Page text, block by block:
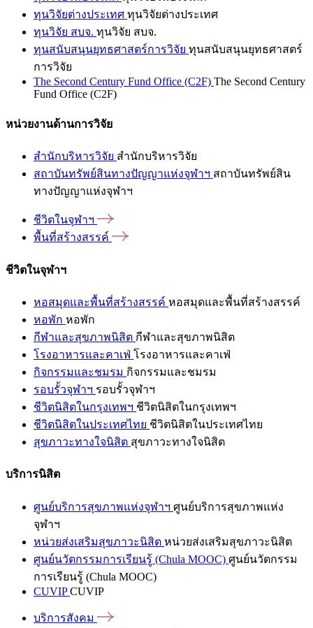
ทุนวิจัยต่างประเทศ ทุนวิจัยต่างประเทศ
ทุนวิจัย สบจ. ทุนวิจัย สบจ.
ทุนสนับสนุนยุทธศาสตร์การวิจัย ทุนสนับสนุนยุทธศาสตร์
การวิจัย
The Second Century Fund Office (C2F) The Second Century
Fund Office (C2F)
หน่วยงานด้านการวิจัย
สำนักบริหารวิจัย สำนักบริหารวิจัย
สถาบันทรัพย์สินทางปัญญาแห่งจุฬาฯ สถาบันทรัพย์สิน
ทางปัญญาแห่งจุฬาฯ
ชีวิตในจุฬาฯ
พื้นที่สร้างสรรค์
ชีวิตในจุฬาฯ
หอสมุดและพื้นที่สร้างสรรค์ หอสมุดและพื้นที่สร้างสรรค์
หอพัก หอพัก
กีฬาและสุขภาพนิสิต กีฬาและสุขภาพนิสิต
โรงอาหารและคาเฟ่ โรงอาหารและคาเฟ่
กิจกรรมและชมรม กิจกรรมและชมรม
รอบรั้วจุฬาฯ รอบรั้วจุฬาฯ
ชีวิตนิสิตในกรุงเทพฯ ชีวิตนิสิตในกรุงเทพฯ
ชีวิตนิสิตในประเทศไทย ชีวิตนิสิตในประเทศไทย
สุขภาวะทางใจนิสิต สุขภาวะทางใจนิสิต
บริการนิสิต
ศูนย์บริการสุขภาพแห่งจุฬาฯ ศูนย์บริการสุขภาพแห่ง
จุฬาฯ
หน่วยส่งเสริมสุขภาวะนิสิต หน่วยส่งเสริมสุขภาวะนิสิต
ศูนย์นวัตกรรมการเรียนรู้ (Chula MOOC) ศูนย์นวัตกรรม
การเรียนรู้ (Chula MOOC)
CUVIPCUVIP
บริการสังคม